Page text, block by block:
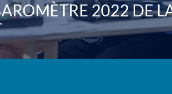
2022 DE